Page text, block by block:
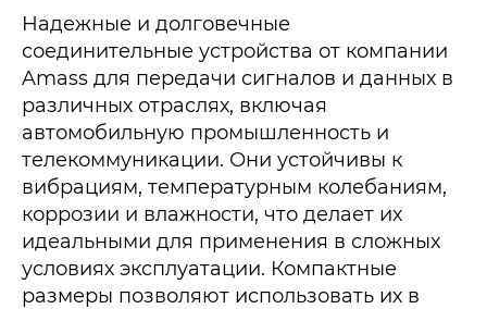
Надежные и долговечные
соединительные устройства от компании
Amass для передачи сигналов и данных в
различных отраслях, включая
автомобильную промышленность и
телекоммуникации. Они устойчивы к
вибрациям, температурным колебаниям,
коррозии и влажности, что делает их
идеальными для применения в сложных
условиях эксплуатации. Компактные
размеры позволяют использовать их в